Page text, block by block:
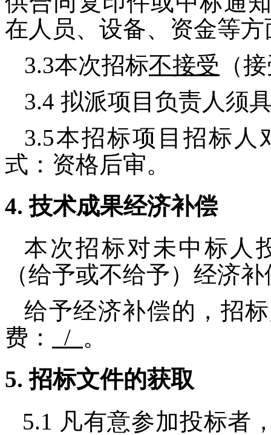
在人员、设备、资金等
3.3本次招标不接受 （
3.4 拟派项目负责人须
3.5本招标项目招标人
式：资格后审。
4.技术成果经济补偿
本次招标对未中标人
（给予或不给予）经济
给予经济补偿的，招
费：
/ 。
5.招标文件的获取
5.1 凡有意参加投标者